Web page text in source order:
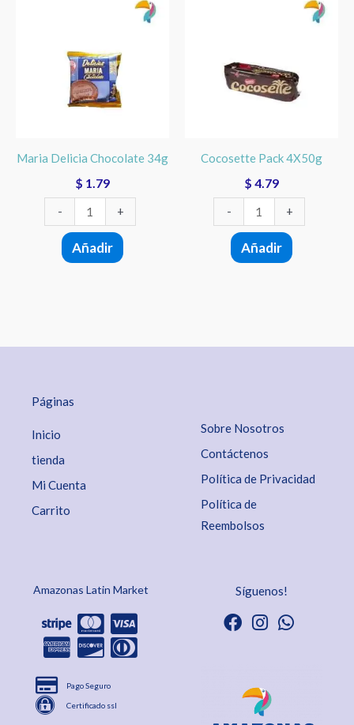
Maria Delicia Chocolate 34g
$ 1.79
-
cantidad
+
Añadir
Cocosette Pack 4X50g
$ 4.79
-
cantidad
+
Añadir
Páginas
Inicio
tienda
Mi Cuenta
Carrito
Sobre Nosotros
Contáctenos
Política de Privacidad
Política de
Reembolsos
Amazonas Latin Market
Pago Seguro
Certificado ssl
Síguenos!